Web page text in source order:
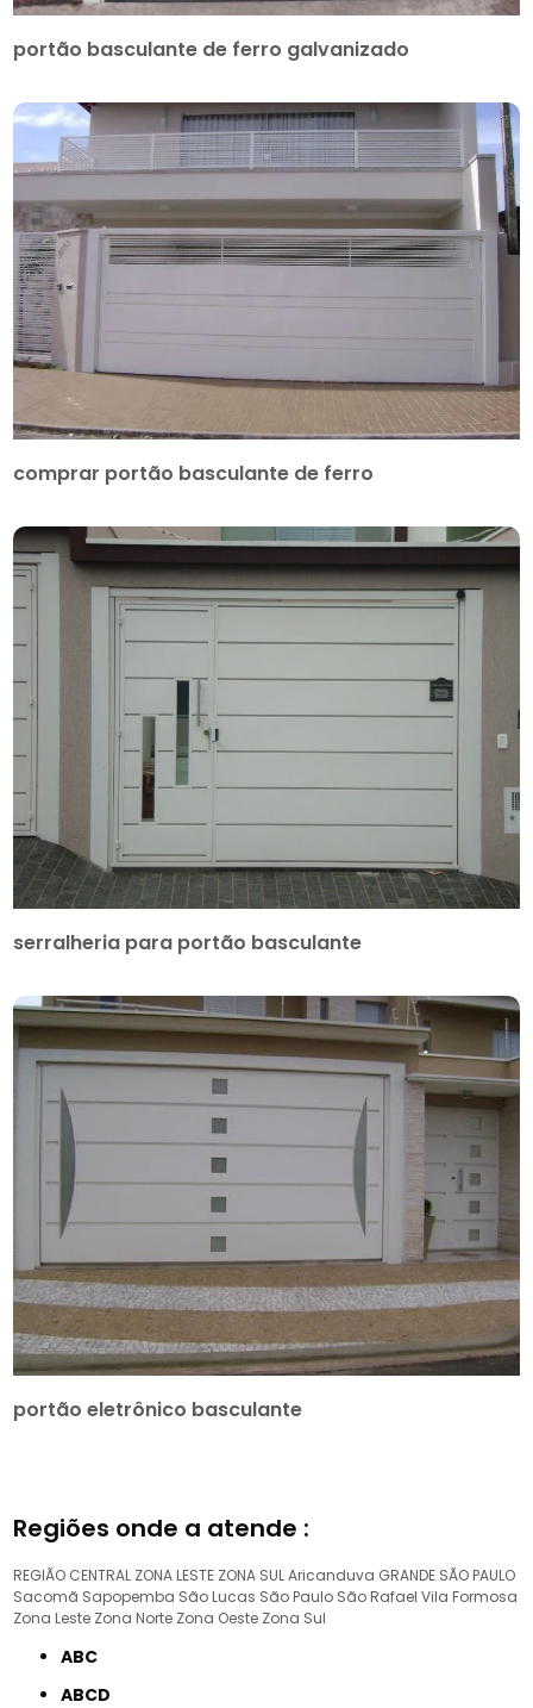
portão basculante de ferro galvanizado
comprar portão basculante de ferro
serralheria para portão basculante
portão eletrônico basculante
Regiões onde a atende :
REGIÃO CENTRAL ZONA LESTE ZONA SULAricanduva GRANDE SÃO PAULO
Sacomã Sapopemba São Lucas São Paulo São Rafael Vila Formosa
Zona Leste Zona Norte Zona Oeste Zona Sul
ABC
ABCD